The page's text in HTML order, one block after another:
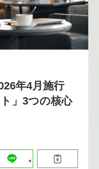
ジ
せ
ついて
セミナー
】「イノベーションを
る」～投資される事業の
達・巻き込みのリアル
年4月施行
」3つの核心